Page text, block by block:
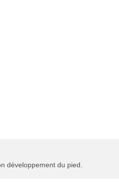
développement du pied.